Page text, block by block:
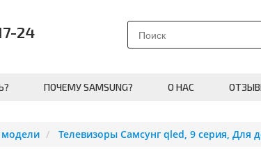
24
ПОЧЕМУ SAMSUNG? О НАС
модели Телевизоры Самсунг qled, 9 серия, Для